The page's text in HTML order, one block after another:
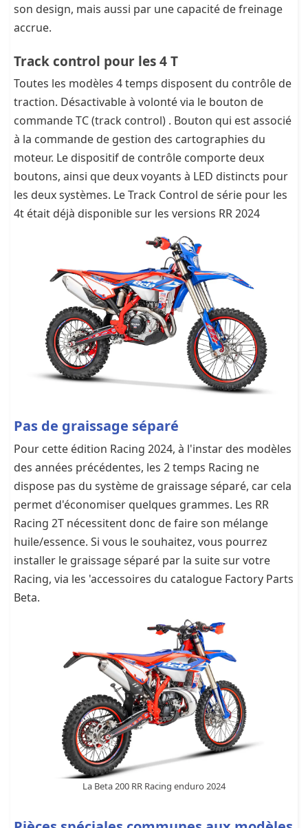
son design, mais aussi par une capacité de freinage
accrue.
Track control pour les 4 T
Toutes les modèles 4 temps disposent du contrôle de
traction. Désactivable à volonté via le bouton de
commande TC (track control) . Bouton qui est associé
à la commande de gestion des cartographies du
moteur. Le dispositif de contrôle comporte deux
boutons, ainsi que deux voyants à LED distincts pour
les deux systèmes. Le Track Control de série pour les
4t était déjà disponible sur les versions RR 2024
Pas de graissage séparé
Pour cette édition Racing 2024, à l'instar des modèles
des années précédentes, les 2 temps Racing ne
dispose pas du système de graissage séparé, car cela
permet d'économiser quelques grammes. Les RR
Racing 2T nécessitent donc de faire son mélange
huile/essence. Si vous le souhaitez, vous pourrez
installer le graissage séparé par la suite sur votre
Racing, via les 'accessoires du catalogue Factory Parts
Beta.
La Beta 200 RR Racing enduro 2024